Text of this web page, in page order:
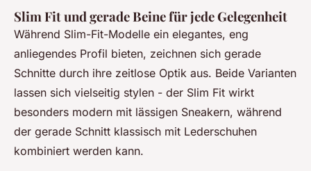
Slim Fit und gerade Beine für jede Gelegenheit
Während Slim-Fit-Modelle ein elegantes, eng
anliegendes Profil bieten, zeichnen sich gerade
Schnitte durch ihre zeitlose Optik aus. Beide Varianten
lassen sich vielseitig stylen - der Slim Fit wirkt
besonders modern mit lässigen Sneakern, während
der gerade Schnitt klassisch mit Lederschuhen
kombiniert werden kann.